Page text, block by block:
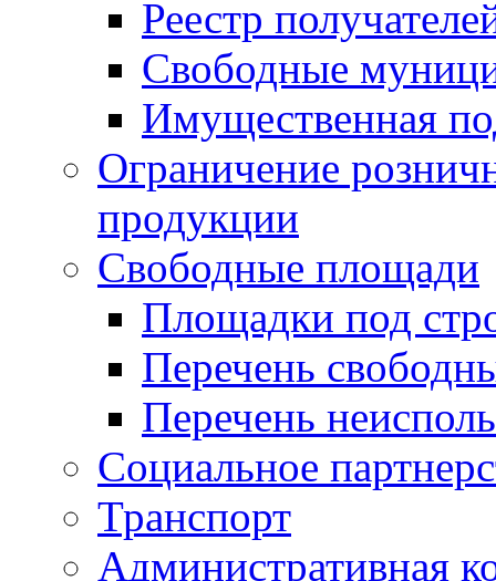
Реестр
Свободные
Имущественная
Ограничение
продукции
Свободные площади
Площадки под
Перечень
Перечень
Социальное
Транспорт
Административная